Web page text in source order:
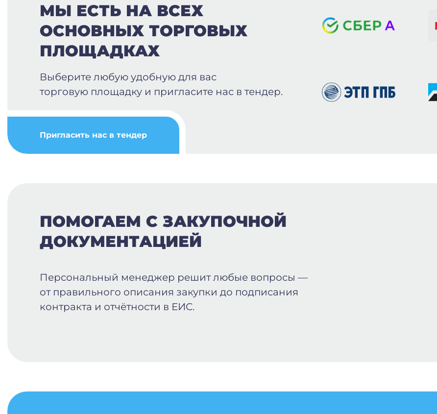
МЫ ЕСТЬ НА ВСЕХ
ОСНОВНЫХ ТОРГОВЫХ
ПЛОЩАДКАХ
Выберите любую удобную для вас
торговую площадку и пригласите нас в тендер.
Пригласить нас в тендер
ПОМОГАЕМ С ЗАКУПОЧНОЙ
ДОКУМЕНТАЦИЕЙ
Персональный менеджер решит любые вопросы —
от правильного описания закупки до подписания
контракта и отчётности в ЕИС.